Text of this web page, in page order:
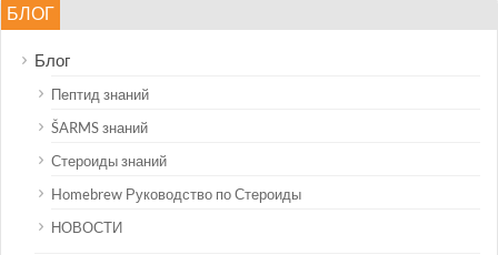
БЛОГ
Блог
Пептид знаний
ŠARMS знаний
Стероиды знаний
Homebrew Руководство по Стероиды
НОВОСТИ